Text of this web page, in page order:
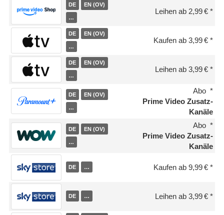
DE EN (OV)
…
Leihen ab 2,99 €
DE EN (OV)
…
Kaufen ab 3,99 €
DE EN (OV)
…
Leihen ab 3,99 €
DE EN (OV)
…
Abo
Prime Video Zusatz-
Kanäle
DE EN (OV)
…
Abo
Prime Video Zusatz-
Kanäle
DE … Kaufen ab 9,99 €
DE … Leihen ab 3,99 €